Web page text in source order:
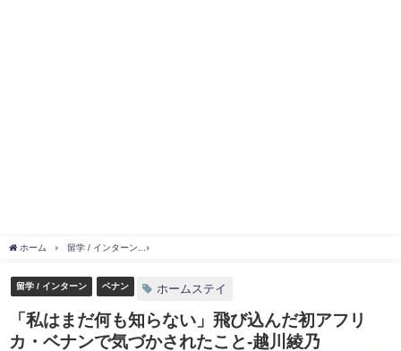
ホーム 留学 / インターン
留学 / インターン ベナン ホームステイ
「私はまだ何も知らない」飛び込んだ初アフリ
カ・ベナンで気づかされたこと‐越川綾乃